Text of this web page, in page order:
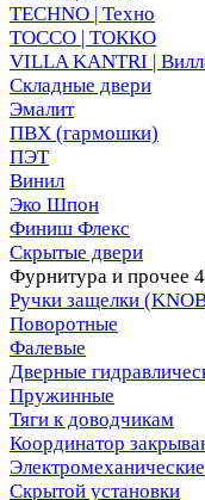
TECHNO | Техно
TOCCO | ТОККО
VILLA KANTRI |
Складные двери
Эмалит
ПВХ (гармошки)
ПЭТ
Винил
Эко Шпон
Финиш Флекс
Скрытые двери
Фурнитура и прочее
Ручки защелки
Поворотные
Фалевые
Дверные
Пружинные
Тяги к доводчикам
Координатор
Электромеханические
Скрытой установки